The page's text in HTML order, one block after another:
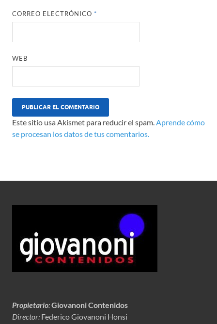
CORREO ELECTRÓNICO*
WEB
Este sitio usa Akismet para reducir el spam.Aprende cómo
se procesan los datos de tus comentarios.
Propietario:Giovanoni Contenidos
Director: Federico Giovanoni Honsi